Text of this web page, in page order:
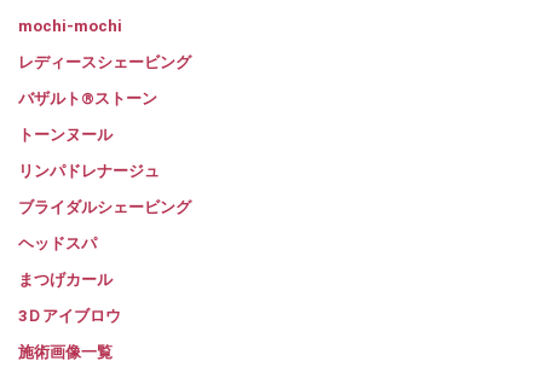
mochi-mochi
レディースシェービング
バザルト®ストーン
トーンヌール
リンパドレナージュ
ブライダルシェービング
ヘッドスパ
まつげカール
3Ｄアイブロウ
施術画像一覧